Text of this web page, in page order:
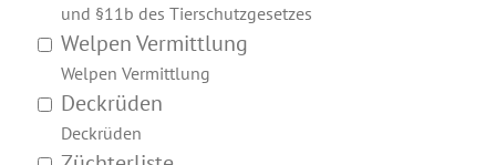
und §11b des Tierschutzgesetzes
Welpen Vermittlung
Welpen Vermittlung
Deckrüden
Deckrüden